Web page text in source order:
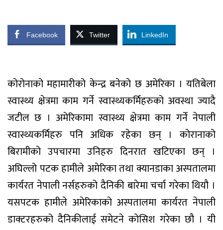
Facebook Twitter LinkedIn
कोरोनाको महामारीको केन्द्र बनेको छ अमेरिका । यतिबेला
स्वास्थ्य क्षेत्रमा काम गर्ने स्वास्थ्यकर्मिहरुको अवस्था ज्यादै
जटील छ । अमेरिकामा स्वास्थ्य क्षेत्रमा काम गर्ने नेपाली
स्वास्थ्यकर्मिहरु पनि अधिक रहेका छन् । कोरानाको
बिरामीको उपचारमा उनिहरु दिनरात खटिएका छन् ।
अघिल्लो पटक हामीले अमेरिका तथा क्यानडाका अस्पतालमा
कार्यरत नेपाली नर्सहरुको दैनिकी बारेमा चर्चा गरेका थियौ ।
यसपटक हामीले अमेरिकाको अस्पतालमा कार्यरत नेपाली
डाक्टरहरुको दैनिकीलाई समेटने कोसिश गरेका छौ । यी